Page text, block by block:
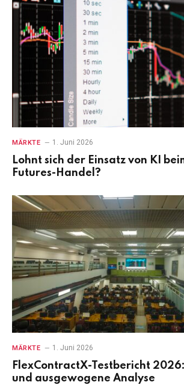
MÄRKTE 1. Juni 2026
Lohnt sich der Einsatz von KI
Futures-Handel?
MÄRKTE 1. Juni 2026
FlexContractX-Testbericht
und ausgewogene Analyse